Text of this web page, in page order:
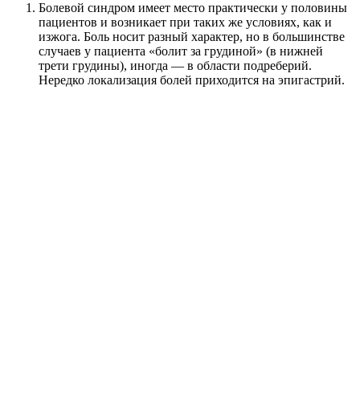
Болевой синдром имеет место практически у половины
пациентов и возникает при таких же условиях, как и
изжога. Боль носит разный характер, но в большинстве
случаев у пациента «болит за грудиной» (в нижней
трети грудины), иногда — в области подреберий.
Нередко локализация болей приходится на эпигастрий.